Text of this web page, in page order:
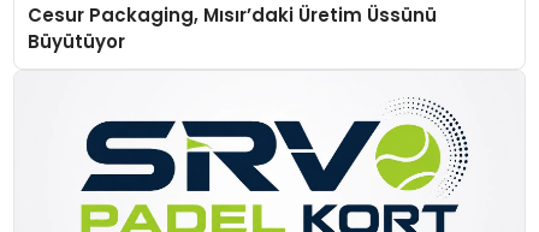
Cesur Packaging, Mısır’daki Üretim Üssünü
Büyütüyor